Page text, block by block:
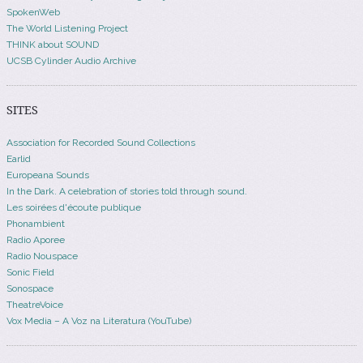
SpokenWeb
The World Listening Project
THINK about SOUND
UCSB Cylinder Audio Archive
SITES
Association for Recorded Sound Collections
Earlid
Europeana Sounds
In the Dark. A celebration of stories told through sound.
Les soirées d'écoute publique
Phonambient
Radio Aporee
Radio Nouspace
Sonic Field
Sonospace
TheatreVoice
Vox Media – A Voz na Literatura (YouTube)